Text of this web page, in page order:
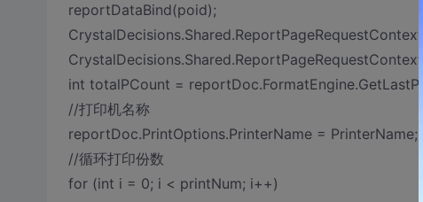
reportDataBind(poid);
int totalPCount =
//打印机名称
reportDoc.PrintOptions.PrinterName = PrinterName;
//循环打印份数
for (int i = 0; i < printNum; i++)